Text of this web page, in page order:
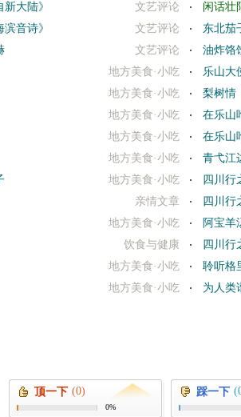
文艺评论
大陆》
文艺评论
音诗》
文艺评论
地方美食·小吃
地方美食·小吃
地方美食·小吃
地方美食·小吃
地方美食·小吃
地方美食·小吃
亲情文章
地方美食·小吃
饮食与健康
地方美食·小吃
地方美食·小吃
闲话壮
东北茄
油炸饹
乐山大
梨树情
在乐山
在乐山
青弋江
四川行
四川行
阿宝羊
四川行
聆听格
为人类
顶一下 (0)
0%
踩一下